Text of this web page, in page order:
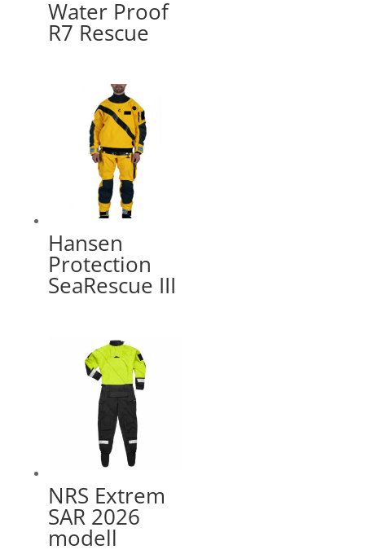
Water Proof
R7 Rescue
Hansen
Protection
SeaRescue III
NRS Extrem
SAR 2026
modell